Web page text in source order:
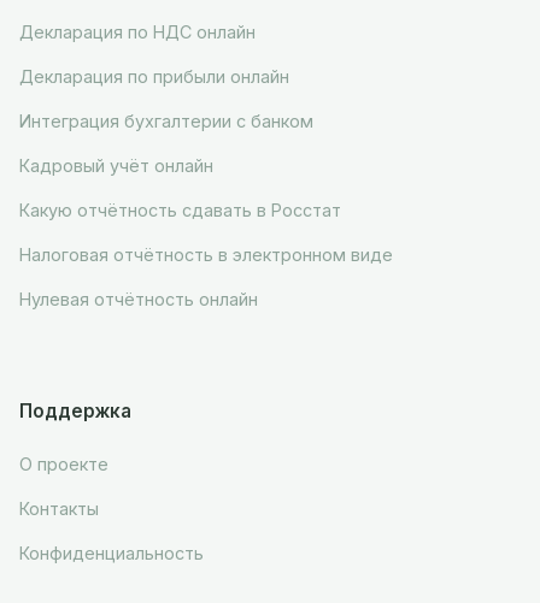
Декларация по НДС онлайн
Декларация по прибыли онлайн
Интеграция бухгалтерии с банком
Кадровый учёт онлайн
Какую отчётность сдавать в Росстат
Налоговая отчётность в электронном виде
Нулевая отчётность онлайн
Поддержка
О проекте
Контакты
Конфиденциальность